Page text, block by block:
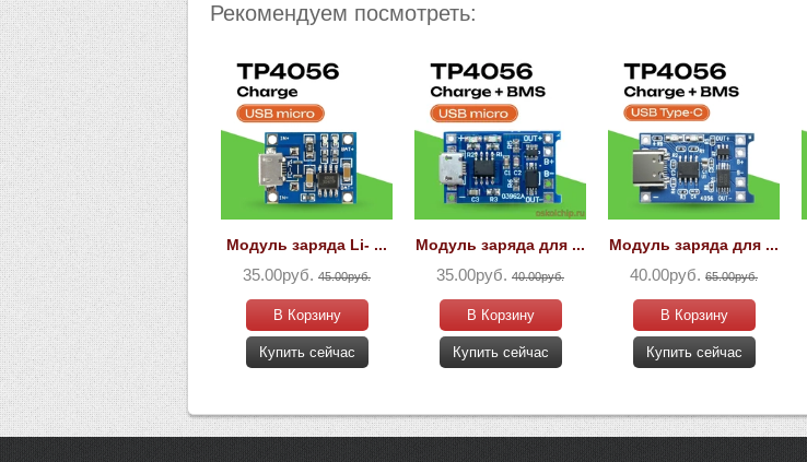
Рекомендуем посмотреть:
Модуль заряда Li- ...
35.00руб. 45.00руб.
В Корзину
Купить сейчас
Модуль заряда для ...
35.00руб. 40.00руб.
В Корзину
Купить сейчас
Модуль заряда для ...
40.00руб. 65.00руб.
В Корзину
Купить сейчас